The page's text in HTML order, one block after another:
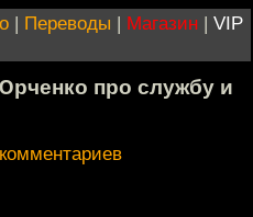
| Переводы | Магазин | VIP
про службу и